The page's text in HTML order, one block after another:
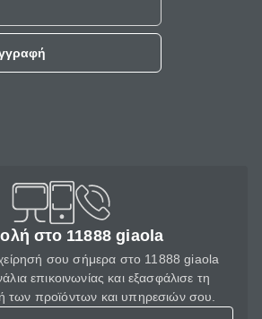
στο 11888 giaola
σου σήμερα στο 11888 giaola
επικοινωνίας και εξασφάλισε τη
των προϊόντων και υπηρεσιών σου.